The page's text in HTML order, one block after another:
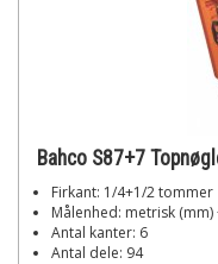
Bahco S87+7
Firkant: 1/4+1/2 tommer
Målenhed: metrisk
Antal kanter: 6
Antal dele: 94